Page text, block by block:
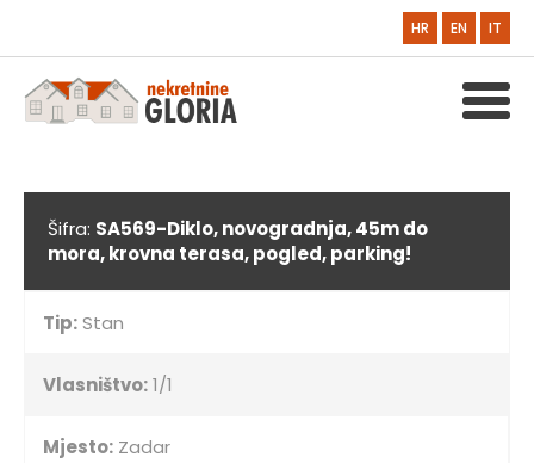
HR EN IT
Šifra: SA569-Diklo, novogradnja, 45m do
mora, krovna terasa, pogled, parking!
Tip:Stan
Vlasništvo:1/1
Mjesto: Zadar